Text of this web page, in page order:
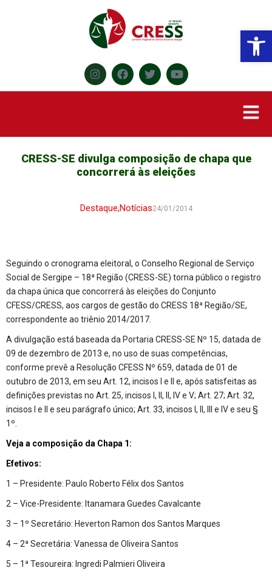
CRESS-SE divulga composição de chapa que
concorrerá às eleições
Destaque,Notícias24/01/2014
Seguindo o cronograma eleitoral, o Conselho Regional de Serviço
Social de Sergipe – 18ª Região (CRESS-SE) torna público o registro
da chapa única que concorrerá às eleições do Conjunto
CFESS/CRESS, aos cargos de gestão do CRESS 18ª Região/SE,
correspondente ao triênio 2014/2017.
A divulgação está baseada da Portaria CRESS-SE Nº 15, datada de
09 de dezembro de 2013 e, no uso de suas competências,
conforme prevê a Resolução CFESS Nº 659, datada de 01 de
outubro de 2013, em seu Art. 12, incisos I e II e, após satisfeitas as
definições previstas no Art. 25, incisos I, II, II, IV e V; Art. 27; Art. 32,
incisos I e II e seu parágrafo único; Art. 33, incisos I, II, III e IV e seu §
1º.
Veja a composição da Chapa 1:
Efetivos:
1 – Presidente: Paulo Roberto Félix dos Santos
2 – Vice-Presidente: Itanamara Guedes Cavalcante
3 – 1º Secretário: Heverton Ramon dos Santos Marques
4 – 2ª Secretária: Vanessa de Oliveira Santos
5 – 1ª Tesoureira: Ingredi Palmieri Oliveira